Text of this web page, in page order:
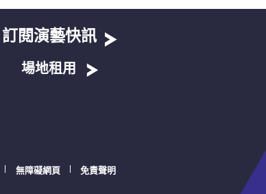
訂閱演藝快訊
場地租用
無障礙網頁 免責聲明